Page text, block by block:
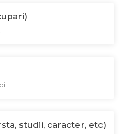
studii, caracter, etc)